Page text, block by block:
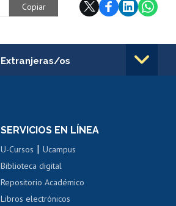
Copiar
Extranjeras/os
Movilidad Estudiantil
Cursos de español
SERVICIOS EN LÍNEA
U-Cursos |Ucampus
Biblioteca digital
Repositorio Académico
Libros electrónicos